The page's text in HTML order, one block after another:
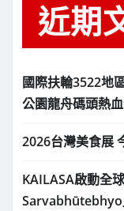
近期
國際扶輪3522地
公園龍舟碼頭熱
2026台灣美食展
KAILASA啟動全
Sarvabhūtebhyo